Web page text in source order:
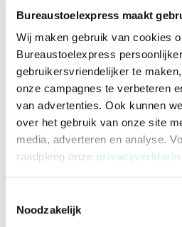
Bureaustoelexpress maakt
Wij maken gebruik van cookies
Bureaustoelexpress
gebruikersvriendelijker te
onze campagnes te verbeteren
van advertenties. Ook kunnen
over het gebruik van onze site
media, adverteren en analyse.
raadpleeg onze
Noodzakelijk
het lichaam
Giroflex is er van overtuigd dat een
op de persoon. Dit zonder
en rugleuning. Om die rede zijn er
Small | 64-3078 | als u kleiner dan
Middle|64-3578|als u 1,65 -1,75m
Large| 64-4578 | is geschikt vanaf
bureaustoel